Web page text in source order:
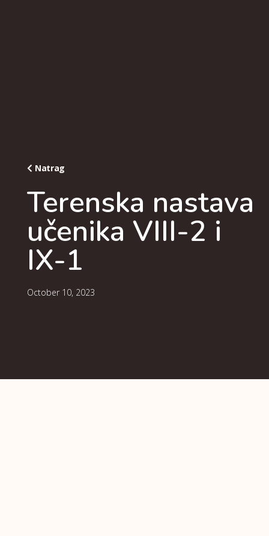
Natrag
Terenska nastava
učenika VIII-2 i
IX-1
October 10, 2023